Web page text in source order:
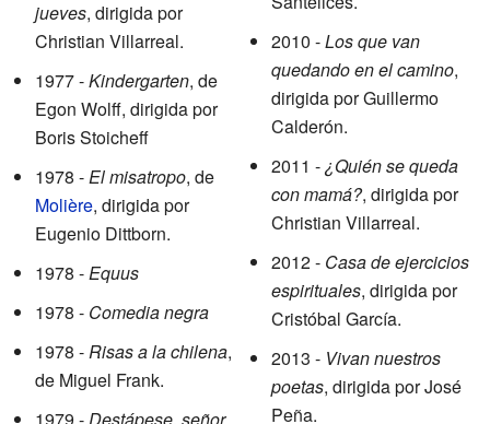
jueves, dirigida por
Christian Villarreal.
1977 -Kindergarten, de
Egon Wolff, dirigida por
Boris Stoicheff
1978 -El misatropo, de
Molière, dirigida por
Eugenio Dittborn.
1978 -Equus
1978 - Comedia negra
1978 -Risas a la chilena,
de Miguel Frank.
2010 -Los que van
quedando en el camino,
dirigida por Guillermo
Calderón.
2011 -¿Quién se queda
con mamá?, dirigida por
Christian Villarreal.
2012 - Casa de ejercicios
espirituales, dirigida por
Cristóbal García.
2013 - Vivan nuestros
poetas, dirigida por José
Peña.